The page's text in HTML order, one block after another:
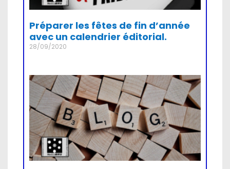
Préparer les fêtes de fin d’année
avec un calendrier éditorial.
28/09/2020